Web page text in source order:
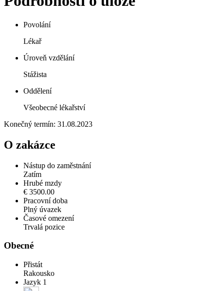
Povolání
Lékař
Úroveň vzdělání
Stážista
Oddělení
Všeobecné lékařství
Konečný termín: 31.08.2023
O zakázce
Nástup do zaměstnání
Zatím
Hrubé mzdy
€ 3500.00
Pracovní doba
Plný úvazek
Časové omezení
Trvalá pozice
Obecné
Přistát
Rakousko
Jazyk 1